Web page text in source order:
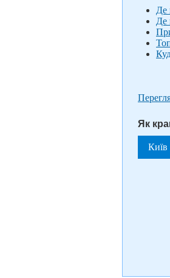
Де
Де
Як
Київ